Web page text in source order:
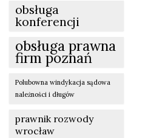
obsługa
konferencji
obsługa prawna
firm poznań
Polubowna windykacja sądowa
należności i długów
prawnik rozwody
wrocław